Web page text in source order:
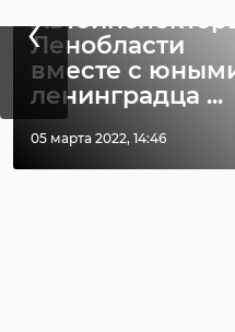
Ленобласти
вместе с
ленинградца ...
05 марта 2022, 14:46
‹